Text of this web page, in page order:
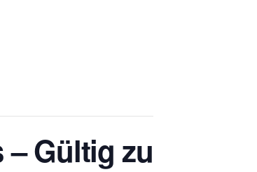
Gültig zu